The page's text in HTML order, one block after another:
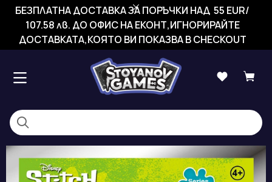
БЕЗПЛАТНА ДОСТАВКА ЗА ПОРЪЧКИ НАД 55 EUR/
107.58 лв. ДО ОФИС НА ЕКОНТ,ИГНОРИРАЙТЕ
ДОСТАВКАТА,КОЯТО ВИ ПОКАЗВА В CHECKOUT